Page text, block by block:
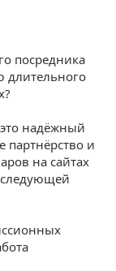
посредника
длительного
надёжный
партнёрство и
на сайтах